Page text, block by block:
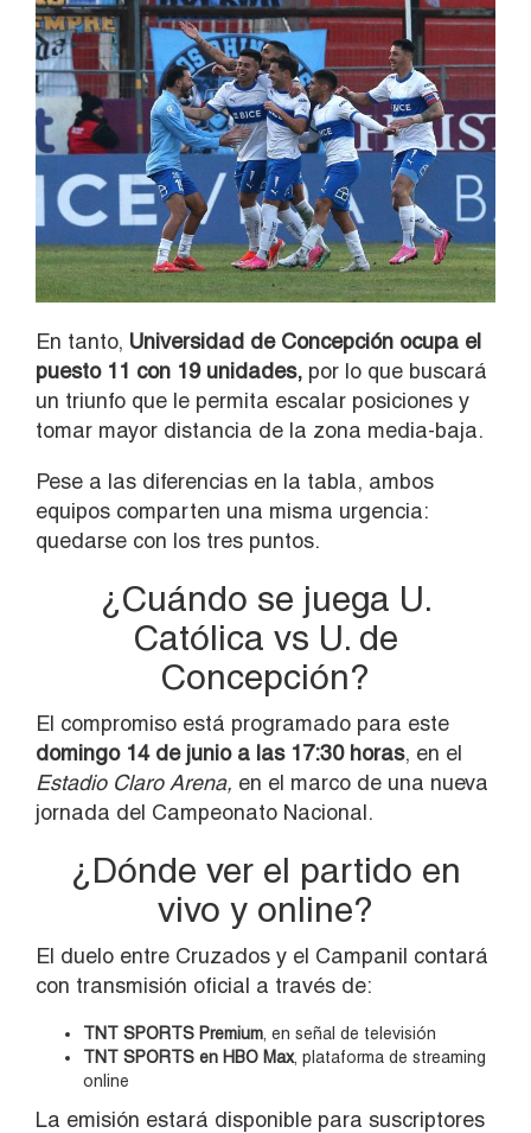
En tanto, Universidad de Concepción ocupa el
puesto 11 con 19 unidades, por lo que buscará
un triunfo que le permita escalar posiciones y
tomar mayor distancia de la zona media-baja.
Pese a las diferencias en la tabla, ambos
equipos comparten una misma urgencia:
quedarse con los tres puntos.
¿Cuándo se juega U.
Católica vs U. de
Concepción?
El compromiso está programado para este
domingo 14 de junio a las 17:30 horas, en el
Estadio Claro Arena, en el marco de una nueva
jornada del Campeonato Nacional.
¿Dónde ver el partido en
vivo y online?
El duelo entre Cruzados y el Campanil contará
con transmisión oficial a través de:
TNT SPORTS Premium, en señal de televisión
TNT SPORTS en HBO Max, plataforma de streaming
online
La emisión estará disponible para suscriptores